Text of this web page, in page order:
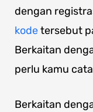
dengan
kodetersebut
Berkaitan
perlu kamu
Berkaitan